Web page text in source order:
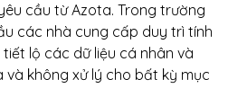
cầu từ Azota. Trong trường
các nhà cung cấp duy trì tính
lộ các dữ liệu cá nhân và
và không xử lý cho bất kỳ mục